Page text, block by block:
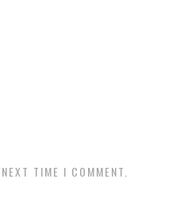
TIME I COMMENT.